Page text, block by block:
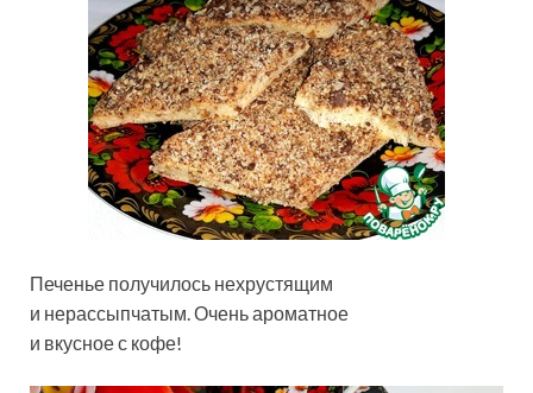
Печенье получилось нехрустящим
и нерассыпчатым. Очень ароматное
и вкусное с кофе!